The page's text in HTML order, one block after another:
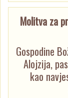
Molitva za
Gospodine
Alojzija,
kao